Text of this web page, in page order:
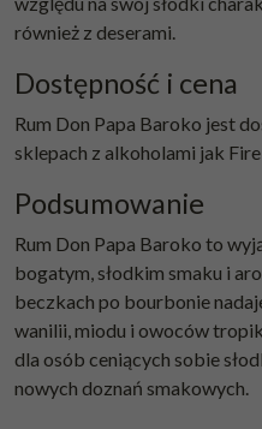
również z deserami.
Dostępność i cena
Rum Don Papa Baroko jest
sklepach z alkoholami jak
Podsumowanie
Rum Don Papa Baroko to
bogatym, słodkim smaku i
beczkach po bourbonie
wanilii, miodu i owoców
dla osób ceniących sobie
nowych doznań smakowych.